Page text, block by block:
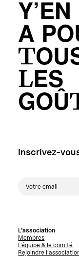
Y’EN
A
LES
Inscrivez-
L’association
Membres
L’équipe & le comité
Rejoindre